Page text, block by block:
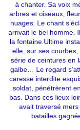
à chanter. Sa voix
arbres et oiseaux,
nuages. Le chant
arrivait le bel homme.
la fontaine.Ultime
elle, sur ses
série de ceintures en
galbe… Le regard
caresse interdite
soldat, pénétrèrent
bas. Dans ces lieux
avait traversé
batailles